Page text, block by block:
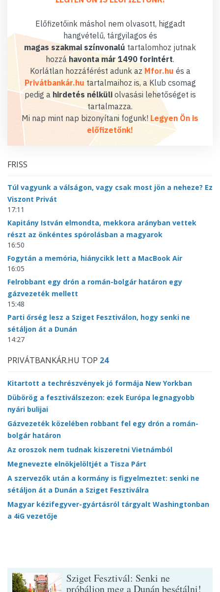
Előfizetőink máshol nem olvasott, higgadt
hangvételű, tárgyilagos és
magas szakmai színvonalú tartalomhoz jutnak
hozzáhavonta már 1490 forintért.
Korlátlan hozzáférést adunk az Mfor.hu és a
Privátbankár.hu tartalmaihoz is, a Klub csomag
pedig a hirdetés nélküliolvasási lehetőséget is
tartalmazza.
Mi nap mint nap bizonyítani fogunk! Legyen Ön is
előfizetőnk!
FRISS
Túl vagyunk a válságon, vagy csak most jön a neheze? Ez
Viszont Privát
17:11
Kapitány István elmondta, mekkora arányban vettek
részt az önkéntes spórolásban a magyarok
16:50
Fogytán a memória, hiánycikk lett a MacBook Air
16:05
Felrobbant egy drón a román-bolgár határon egy
gázvezeték mellett
15:48
Parti őrség lesz a Sziget Fesztiválon, hogy senki ne
sétáljon át a Dunán
14:27
PRIVÁTBANKÁR.HU TOP 24
Kitartott a techrészvények jó formája New Yorkban
Dübörög a fesztiválszezon: ezek Európa legnagyobb
nyári bulijai
Gázvezeték közelében robbant fel egy drón a román-
bolgár határon
Az oroszok nem tudnak kiszeretni Vietnámból
Megnevezte elnökjelöltjét a Tisza Párt
A szervezők után a kormány is figyelmeztet: senki ne
sétáljon át a Dunán a Sziget Fesztiválra
Magyar kézifegyver-gyártásról tárgyalt Washingtonban
a 4iG vezetője
Sziget Fesztivál: Senki ne
próbáljon meg a Dunán besétálni!